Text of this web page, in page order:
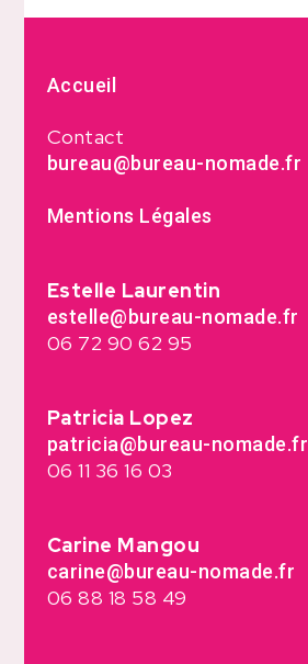
Accueil
Contact
bureau@bureau-nomade.fr
Mentions Légales
Estelle Laurentin
estelle@bureau-nomade.fr
06 72 90 62 95
Patricia Lopez
patricia@bureau-nomade.fr
06 11 36 16 03
Carine Mangou
carine@bureau-nomade.fr
06 88 18 58 49